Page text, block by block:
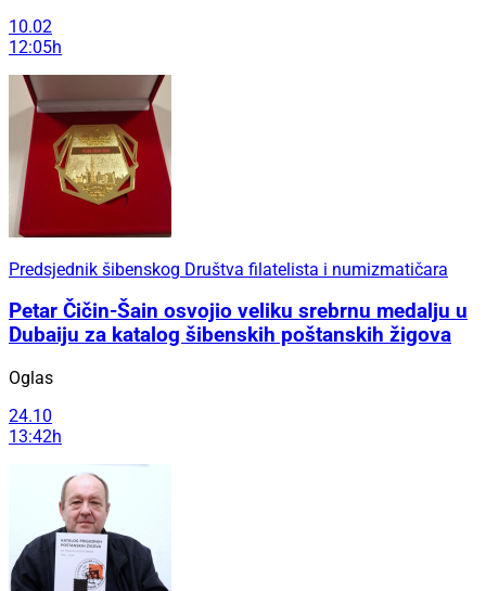
10.02
12:05h
Predsjednik šibenskog Društva filatelista i numizmatičara
Petar Čičin-Šain osvojio veliku srebrnu medalju u
Dubaiju za katalog šibenskih poštanskih žigova
Oglas
24.10
13:42h